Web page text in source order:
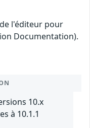
l'éditeur pour
Documentation).
10.x
à 10.1.1